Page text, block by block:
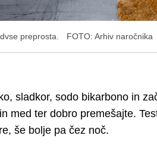
preprosta. FOTO: Arhiv naročnika
sladkor, sodo bikarbono in
med ter dobro premešajte.
še bolje pa čez noč.